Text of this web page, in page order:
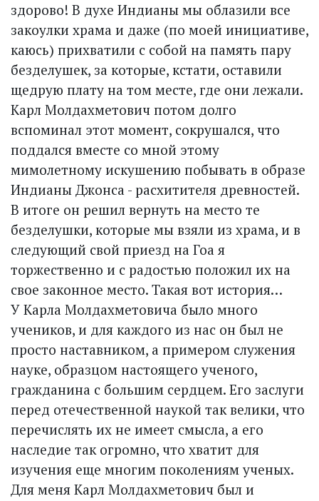
здорово! В духе Индианы мы облазили все
закоулки храма и даже (по моей инициативе,
каюсь) прихватили с собой на память пару
безделушек, за которые, кстати, оставили
щедрую плату на том месте, где они лежали.
Карл Молдахметович потом долго
вспоминал этот момент, сокрушался, что
поддался вместе со мной этому
мимолетному искушению побывать в образе
Индианы Джонса - расхитителя древностей.
В итоге он решил вернуть на место те
безделушки, которые мы взяли из храма, и в
следующий свой приезд на Гоа я
торжественно и с радостью положил их на
свое законное место. Такая вот история…
У Карла Молдахметовича было много
учеников, и для каждого из нас он был не
просто наставником, а примером служения
науке, образцом настоящего ученого,
гражданина с большим сердцем. Его заслуги
перед отечественной наукой так велики, что
перечислять их не имеет смысла, а его
наследие так огромно, что хватит для
изучения еще многим поколениям ученых.
Для меня Карл Молдахметович был и